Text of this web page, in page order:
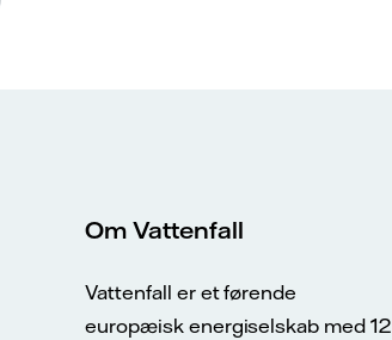
Om Vattenfall
Vattenfall er et førende
europæisk energiselskab med 12